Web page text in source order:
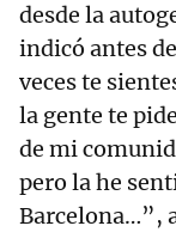
desde la
indicó antes
veces te
la gente te
de mi
pero la he
Barcelona…”,